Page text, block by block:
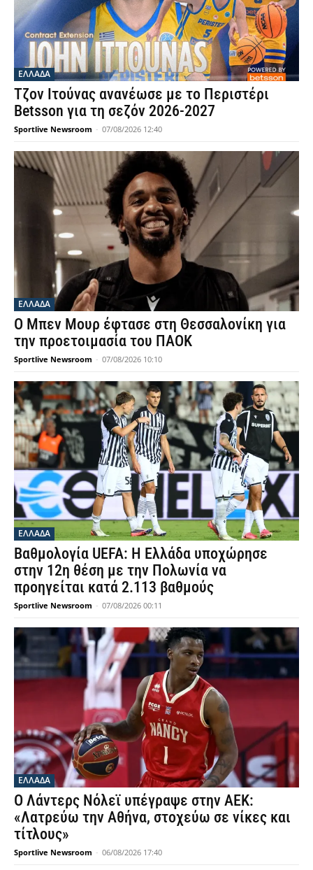
ΕΛΛΑΔΑ
Τζον Ιτούνας ανανέωσε με το Περιστέρι
Betsson για τη σεζόν 2026-2027
Sportlive Newsroom - 07/08/2026 12:40
ΕΛΛΑΔΑ
Ο Μπεν Μουρ έφτασε στη Θεσσαλονίκη για
την προετοιμασία του ΠΑΟΚ
Sportlive Newsroom - 07/08/2026 10:10
ΕΛΛΑΔΑ
Βαθμολογία UEFA: Η Ελλάδα υποχώρησε
στην 12η θέση με την Πολωνία να
προηγείται κατά 2.113 βαθμούς
Sportlive Newsroom - 07/08/2026 00:11
ΕΛΛΑΔΑ
Ο Λάντερς Νόλεϊ υπέγραψε στην ΑΕΚ:
«Λατρεύω την Αθήνα, στοχεύω σε νίκες και
τίτλους»
Sportlive Newsroom - 06/08/2026 17:40